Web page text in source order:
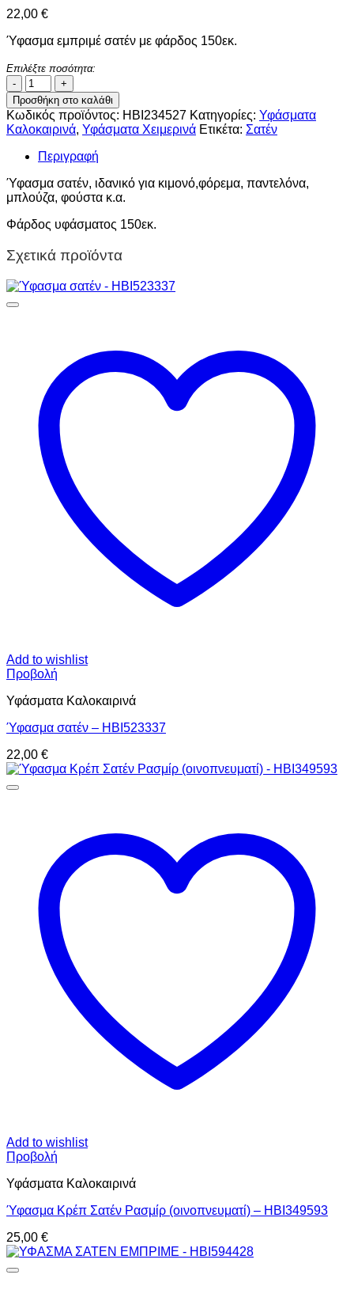
22,00 €
Ύφασμα εμπριμέ σατέν με φάρδος 150εκ.
Επιλέξτε ποσότητα:
ΥΦΑΣΜΑ
ΣΑΤΕΝ
ΕΜΠΡΙΜΕ
-
HBI234527
ποσότητα
Προσθήκη στο καλάθι
Κωδικός προϊόντος: HBI234527 Κατηγορίες: Υφάσματα
Καλοκαιρινά, Υφάσματα Χειμερινά Ετικέτα: Σατέν
Περιγραφή
Ύφασμα σατέν, ιδανικό για κιμονό,φόρεμα, παντελόνα,
μπλούζα, φούστα κ.α.
Φάρδος υφάσματος 150εκ.
Σχετικά προϊόντα
Add to wishlist
Προβολή
Υφάσματα Καλοκαιρινά
Ύφασμα σατέν – HBI523337
22,00 €
Add to wishlist
Προβολή
Υφάσματα Καλοκαιρινά
Ύφασμα Κρέπ Σατέν Ρασμίρ (οινοπνευματί) – HBI349593
25,00 €